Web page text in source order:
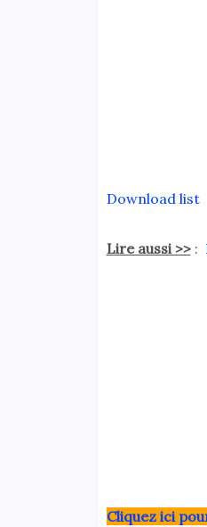
Download list
Lire aussi >>:
Cliquez ici